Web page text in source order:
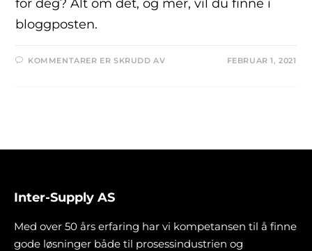
for deg? Alt om det, og mer, vil du finne i
bloggposten.
KOMMENTARER ER SKRUDD AV FEBRUAR 1, 2021
Inter-Supply AS
Med over 50 års erfaring har vi kompetansen til å finne
gode løsninger både til prosessindustrien og